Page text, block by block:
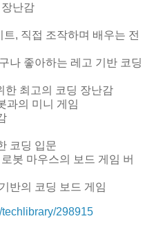
난감
, 직접 조작하며 배우는 전
나 좋아하는 레고 기반 코딩
한 최고의 코딩 장난감
과의 미니 게임
코딩 입문
봇 마우스의 보드 게임 버
반의 코딩 보드 게임
298915